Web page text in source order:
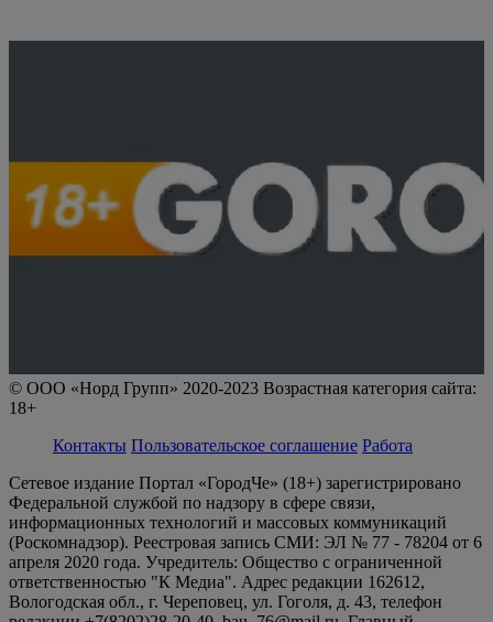
© ООО «Норд Групп» 2020-2023 Возрастная категория сайта:
18+
Контакты Пользовательское соглашение Работа
Сетевое издание Портал «ГородЧе» (18+) зарегистрировано
Федеральной службой по надзору в сфере связи,
информационных технологий и массовых коммуникаций
(Роскомнадзор). Реестровая запись СМИ: ЭЛ № 77 - 78204 от 6
апреля 2020 года. Учредитель: Общество с ограниченной
ответственностью "К Медиа". Адрес редакции 162612,
Вологодская обл., г. Череповец, ул. Гоголя, д. 43, телефон